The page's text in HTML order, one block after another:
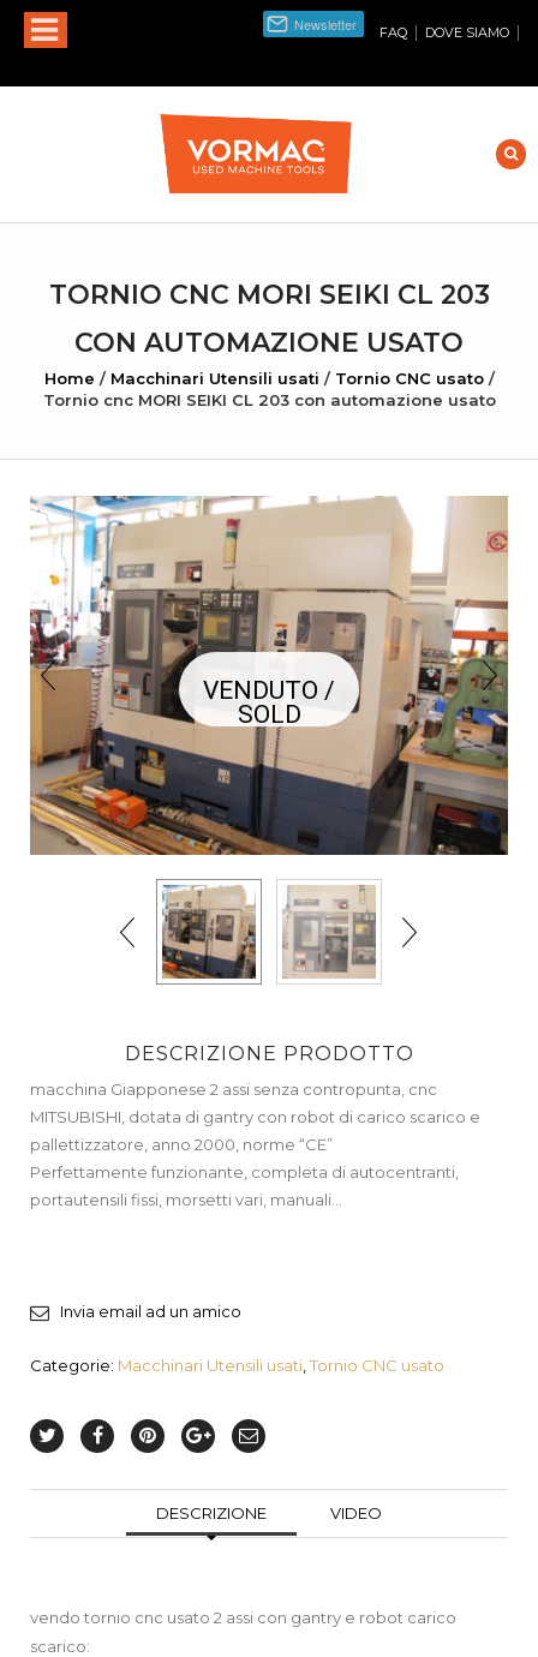
FAQ | DOVE SIAMO |
TORNIO CNC MORI SEIKI CL 203
CON AUTOMAZIONE USATO
Home / Macchinari Utensili usati / Tornio CNC usato /
Tornio cnc MORI SEIKI CL 203 con automazione usato
VENDUTO /
SOLD
DESCRIZIONE PRODOTTO
macchina Giapponese 2 assi senza contropunta, cnc
MITSUBISHI, dotata di gantry con robot di carico scarico e
pallettizzatore, anno 2000, norme “CE”
Perfettamente funzionante, completa di autocentranti,
portautensili fissi, morsetti vari, manuali…
Invia email ad un amico
Categorie: Macchinari Utensili usati Tornio CNC usato
DESCRIZIONE VIDEO
vendo tornio cnc usato 2 assi con gantry e robot carico
scarico: